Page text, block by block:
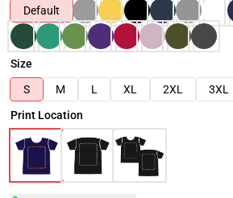
Default
Size
S
M L XL 2XL 3XL
Print Location